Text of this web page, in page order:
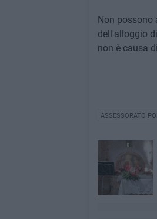
Non possono
dell'alloggio
non è causa
ASSESSORATO